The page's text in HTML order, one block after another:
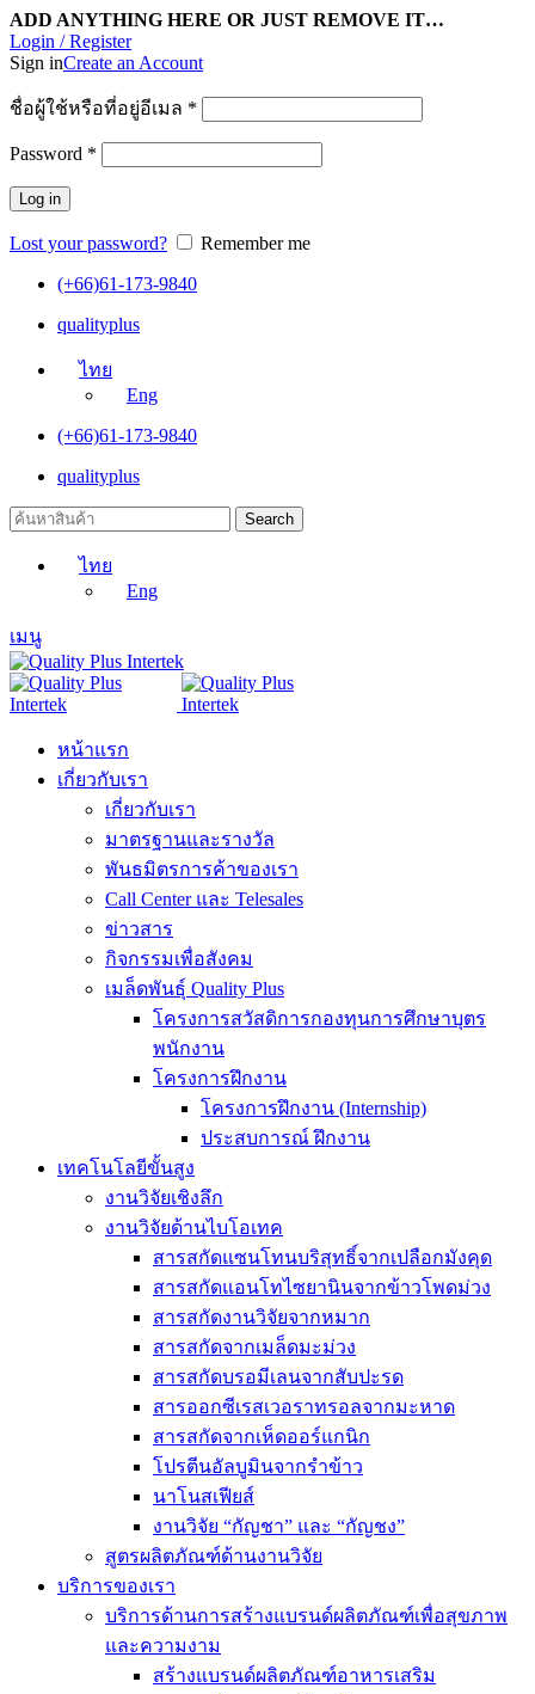
ADD ANYTHING HERE OR JUST REMOVE IT…
Login / Register
Sign inCreate an Account
ชื่อผู้ใช้หรือที่อยู่อีเมล *
Password *
Log in
Lost your password?
Remember me
(+66)61-173-9840
qualityplus
ไทย
Eng
(+66)61-173-9840
qualityplus
Search
ไทย
Eng
เมนู
หน้าแรก
เกี่ยวกับเรา
เกี่ยวกับเรา
มาตรฐานและรางวัล
พันธมิตรการค้าของเรา
Call Center และ Telesales
ข่าวสาร
กิจกรรมเพื่อสังคม
เมล็ดพันธุ์ Quality Plus
โครงการสวัสดิการกองทุนการศึกษาบุตร
พนักงาน
โครงการฝึกงาน
โครงการฝึกงาน (Internship)
ประสบการณ์ ฝึกงาน
เทคโนโลยีขั้นสูง
งานวิจัยเชิงลึก
งานวิจัยด้านไบโอเทค
สารสกัดแซนโทนบริสุทธิ์จากเปลือกมังคุด
สารสกัดแอนโทไซยานินจากข้าวโพดม่วง
สารสกัดงานวิจัยจากหมาก
สารสกัดจากเมล็ดมะม่วง
สารสกัดบรอมีเลนจากสับปะรด
สารออกซีเรสเวอราทรอลจากมะหาด
สารสกัดจากเห็ดออร์แกนิก
โปรตีนอัลบูมินจากรำข้าว
นาโนสเฟียส์
งานวิจัย “กัญชา” และ “กัญชง”
สูตรผลิตภัณฑ์ด้านงานวิจัย
บริการของเรา
บริการด้านการสร้างแบรนด์ผลิตภัณฑ์เพื่อสุขภาพ
และความงาม
สร้างแบรนด์ผลิตภัณฑ์อาหารเสริม